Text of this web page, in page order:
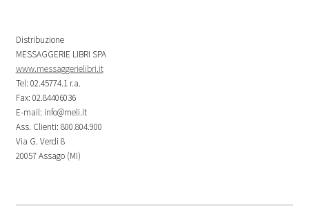
Distribuzione
MESSAGGERIE LIBRI SPA
www.messaggerielibri.it
Tel: 02.45774.1 r.a.
Fax: 02.84406036
E-mail: info@meli.it
Ass. Clienti: 800.804.900
Via G. Verdi 8
20057 Assago (MI)